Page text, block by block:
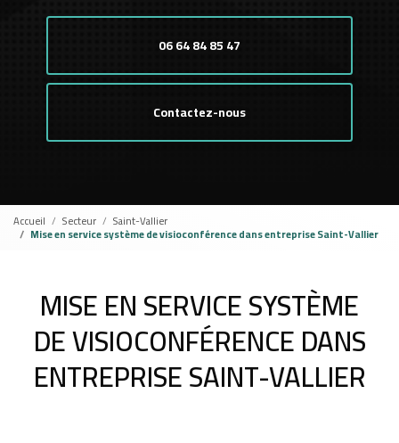
06 64 84 85 47
Contactez-nous
Accueil Secteur Saint-Vallier
Mise en service système de visioconférence dans entreprise Saint-Vallier
MISE EN SERVICE SYSTÈME
DE VISIOCONFÉRENCE DANS
ENTREPRISE SAINT-VALLIER